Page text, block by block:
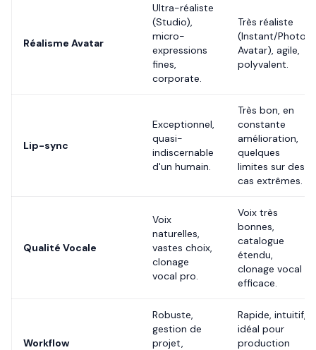
Réalisme Avatar
Ultra-réaliste
(Studio),
micro-
expressions
fines,
corporate.
Très réaliste
(Instant/Photo
Avatar), agile,
polyvalent.
Lip-sync
Exceptionnel,
quasi-
indiscernable
d'un humain.
Très bon, en
constante
amélioration,
quelques
limites sur des
cas extrêmes.
Qualité Vocale
Voix
naturelles,
vastes choix,
clonage
vocal pro.
Voix très
bonnes,
catalogue
étendu,
clonage vocal
efficace.
Workflow
Robuste,
gestion de
projet,
Rapide, intuitif,
idéal pour
production